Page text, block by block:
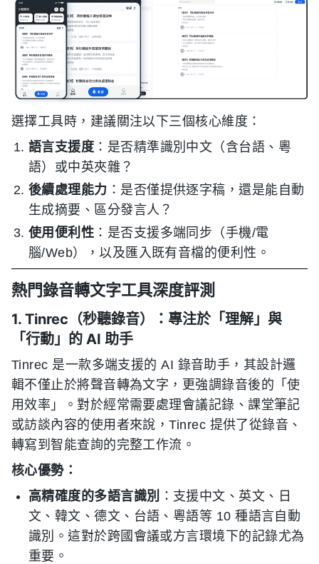
選擇工具時，建議關注以下三個核心維度：
語言支援度 ：是否精準識別中文（含台語、粵
語）或中英夾雜？
後續處理能力 ：是否僅提供逐字稿，還是能自動
生成摘要、區分發言人？
使用便利性 ：是否支援多端同步（手機/電
腦/Web），以及匯入既有音檔的便利性。
熱門錄音轉文字工具深度評測
1. Tinrec（秒聽錄音）：專注於「理解」與
「行動」的 AI 助手
Tinrec 是一款多端支援的 AI 錄音助手，其設計邏
輯不僅止於將聲音轉為文字，更強調錄音後的「使
用效率」。對於經常需要處理會議記錄、課堂筆記
或訪談內容的使用者來說，Tinrec 提供了從錄音、
轉寫到智能查詢的完整工作流。
核心優勢：
高精確度的多語言識別
：支援中文、英文、日
文、韓文、德文、台語、粵語等 10 種語言自動
識別。這對於跨國會議或方言環境下的記錄尤為
重要。